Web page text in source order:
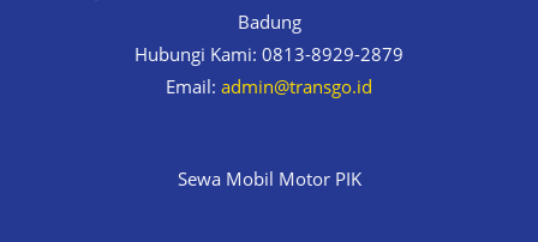
Badung
Hubungi Kami: 0813-8929-2879
Email: admin@transgo.id
Sewa Mobil Motor PIK